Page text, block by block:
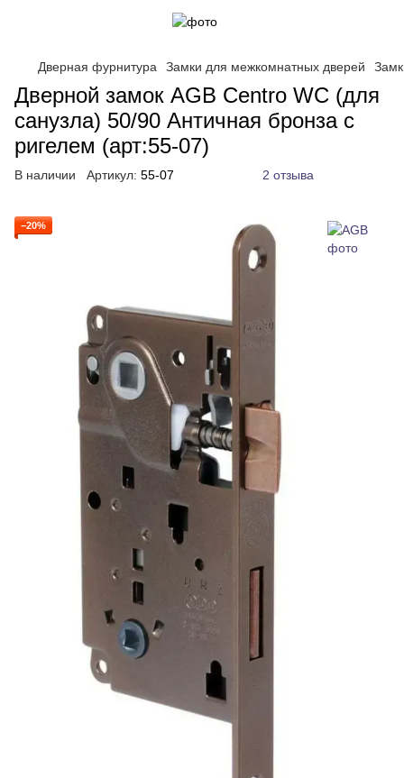
Дверная фурнитура Замки для межкомнатных дверей
Дверной замок AGB Centro WC (для
санузла) 50/90 Античная бронза с
ригелем (арт:55-07)
В наличии Артикул: 55-07 2 отзыва
−20%